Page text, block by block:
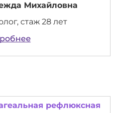
Михайловна
стаж 28 лет
рефлюксная